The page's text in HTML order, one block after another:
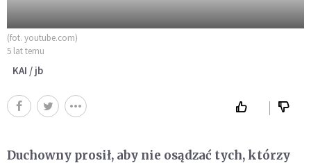
(fot. youtube.com)
5 lat temu
KAI / jb
Duchowny prosił, aby nie osądzać tych, którzy